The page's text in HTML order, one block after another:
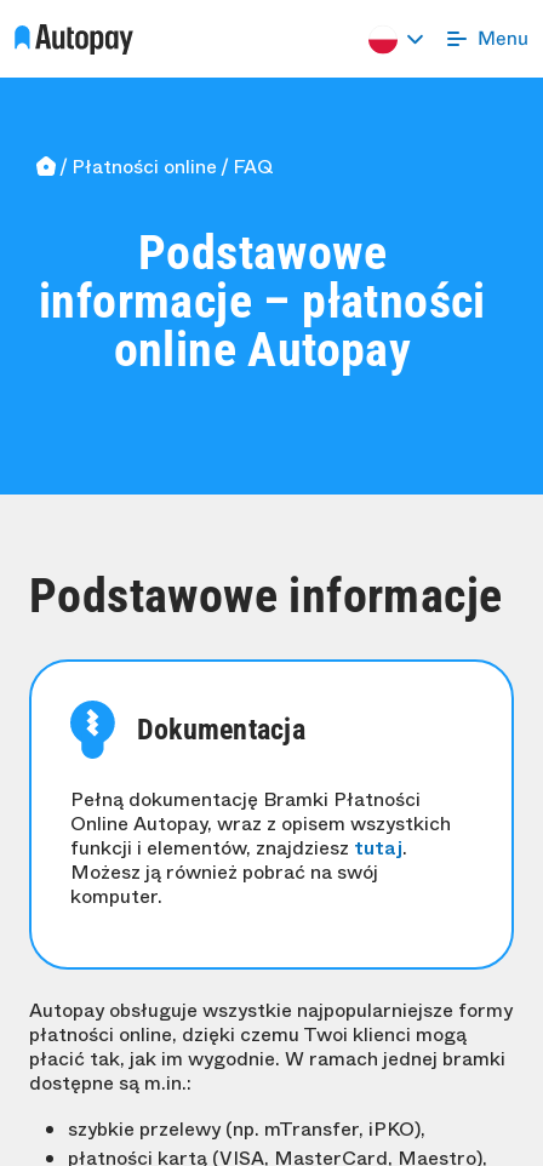
Płatności online FAQ
Podstawowe
informacje – płatności
online Autopay
Podstawowe informacje
Dokumentacja
Pełną dokumentację Bramki Płatności
Online Autopay, wraz z opisem wszystkich
funkcji i elementów, znajdziesz tutaj.
Możesz ją również pobrać na swój
komputer.
Autopay obsługuje wszystkie najpopularniejsze formy
płatności online, dzięki czemu Twoi klienci mogą
płacić tak, jak im wygodnie. W ramach jednej bramki
dostępne są m.in.:
szybkie przelewy (np. mTransfer, iPKO),
płatności kartą (VISA, MasterCard, Maestro),